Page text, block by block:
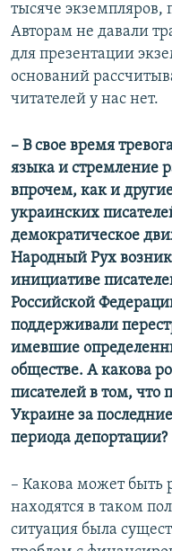
тысяче экземпляров,
Авторам не давали
для презентации
оснований
читателей у нас нет.
– В свое время
языка и стремление
впрочем, как и
украинских
демократическое
Народный Рух
инициативе
Российской
поддерживали
имевшие
обществе. А какова
писателей в том, что
Украине за
периода депортации?
– Какова может быть
находятся в таком
ситуация была